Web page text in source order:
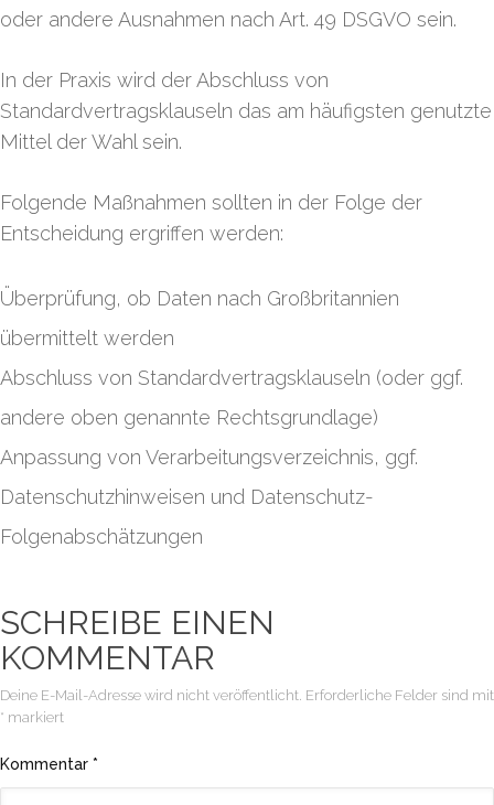
oder andere Ausnahmen nach Art. 49 DSGVO sein.
In der Praxis wird der Abschluss von
Standardvertragsklauseln das am häufigsten genutzte
Mittel der Wahl sein.
Folgende Maßnahmen sollten in der Folge der
Entscheidung ergriffen werden:
Überprüfung, ob Daten nach Großbritannien
übermittelt werden
Abschluss von Standardvertragsklauseln (oder ggf.
andere oben genannte Rechtsgrundlage)
Anpassung von Verarbeitungsverzeichnis, ggf.
Datenschutzhinweisen und Datenschutz-
Folgenabschätzungen
SCHREIBE EINEN
KOMMENTAR
Deine E-Mail-Adresse wird nicht veröffentlicht. Erforderliche Felder sind mit
* markiert
Kommentar *